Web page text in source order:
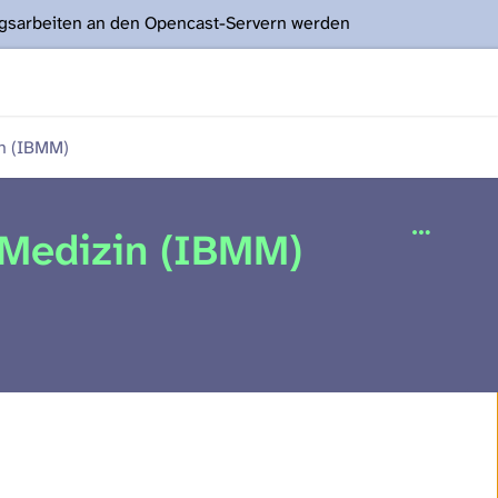
an den Opencast-Servern werden
(IBMM)
(IBMM)